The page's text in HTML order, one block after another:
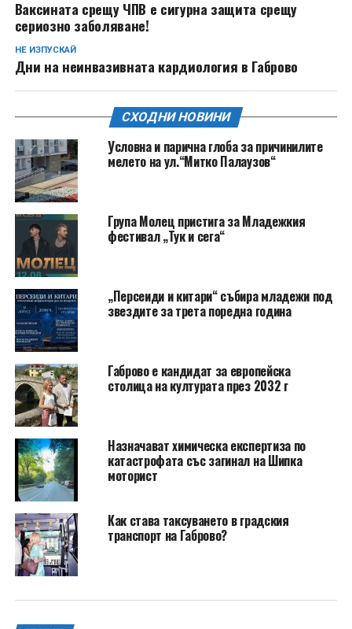
Ваксината срещу ЧПВ е сигурна защита срещу
сериозно заболяване!
НЕ ИЗПУСКАЙ
Дни на неинвазивната кардиология в Габрово
СХОДНИ НОВИНИ
Условна и парична глоба за причинилите
мелето на ул.“Митко Палаузов“
Група Молец пристига за Младежкия
фестивал „Тук и сега“
„Персеиди и китари“ събира младежи под
звездите за трета поредна година
Габрово е кандидат за европейска
столица на културата през 2032 г
Назначават химическа експертиза по
катастрофата със загинал на Шипка
моторист
Как става таксуването в градския
транспорт на Габрово?